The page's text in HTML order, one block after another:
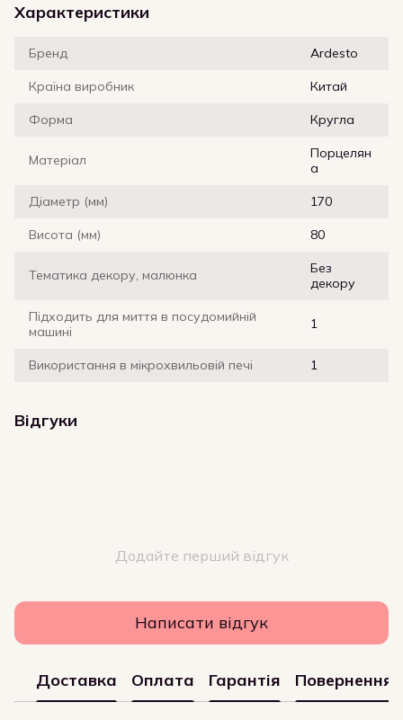
Характеристики
Бренд Ardesto
Країна виробник Китай
Форма Кругла
Матеріал
Порцелян
а
Діаметр (мм) 170
Висота (мм) 80
Тематика декору, малюнка
Без
декору
Підходить для миття в посудомийній
машині
1
Використання в мікрохвильовій печі 1
Відгуки
Додайте перший відгук
Написати відгук
Доставка Оплата Гарантія Повернення